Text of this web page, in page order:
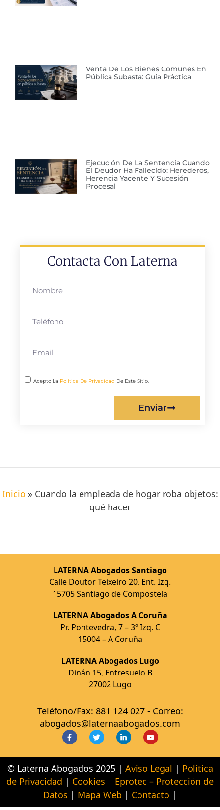
Venta De Los Bienes Comunes En
Pública Subasta: Guía Práctica
Ejecución De La Sentencia Cuando
El Deudor Ha Fallecido: Herederos,
Herencia Yacente Y Sucesión
Procesal
Contacta Con Laterna
Acepto La Política De Privacidad De Este Sitio.
Enviar
Inicio » Cuando la empleada de hogar roba objetos:
qué hacer
LATERNA Abogados Santiago
Calle Doutor Teixeiro 20, Ent. Izq.
15705 Santiago de Compostela
LATERNA Abogados A Coruña
Pr. Pontevedra, 7 – 3º Izq. C
15004 – A Coruña
LATERNA Abogados Lugo
Dinán 15, Entresuelo B
27002 Lugo
Teléfono/Fax: 881 124 027 - Correo:
abogados@laternaabogados.com
© Laterna Abogados 2025 | Aviso Legal | Política
de Privacidad | Cookies | Eprotec – Protección de
Datos | Mapa Web | Contacto |